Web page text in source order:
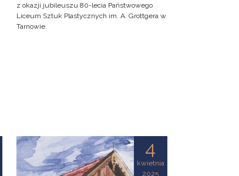
z okazji jubileuszu 80-lecia Państwowego
Liceum Sztuk Plastycznych im. A. Grottgera w
Tarnowie.
4
kwietnia
2025